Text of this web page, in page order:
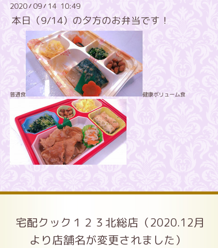
2020/09/ 14 10:49
本日（9/14）の夕方のお弁当です！
普通食 健康ボリューム食
宅配クック１２３北総店（2020.12月
より店舗名が変更されました）